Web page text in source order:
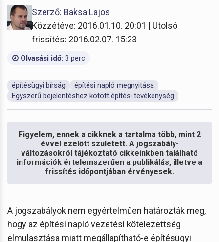
Szerző: Baksa Lajos
Közzétéve: 2016.01.10. 20:01 | Utolsó
frissítés: 2016.02.07. 15:23
Olvasási idő: 3 perc
építésügyi bírság
építési napló megnyitása
Egyszerű bejelentéshez kötött építési tevékenység
Figyelem, ennek a cikknek a tartalma több, mint 2
évvel ezelőtt született. A jogszabály-
változásokról tájékoztató cikkeinkben található
információk értelemszerűen a publikálás, illetve a
frissítés időpontjában érvényesek.
A jogszabályok nem egyértelműen határozták meg,
hogy az építési napló vezetési kötelezettség
elmulasztása miatt megállapítható-e építésügyi